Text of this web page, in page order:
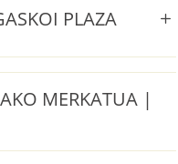
PLAZA
MERKATUA |